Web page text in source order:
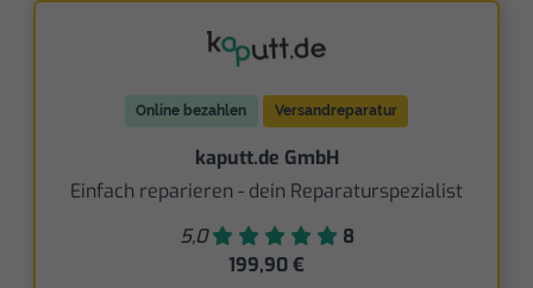
Online bezahlen Versandreparatur
kaputt.de GmbH
Einfach reparieren - dein Reparaturspezialist
5,0
8
199,90 €